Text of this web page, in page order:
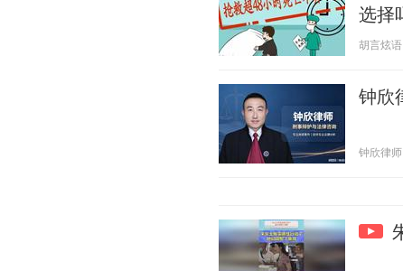
选择
胡言炫
钟欣
钟欣律